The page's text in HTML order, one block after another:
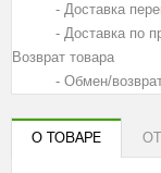
- Доставка
- Доставка по
Возврат товара
- Обмен/
О ТОВАРЕ